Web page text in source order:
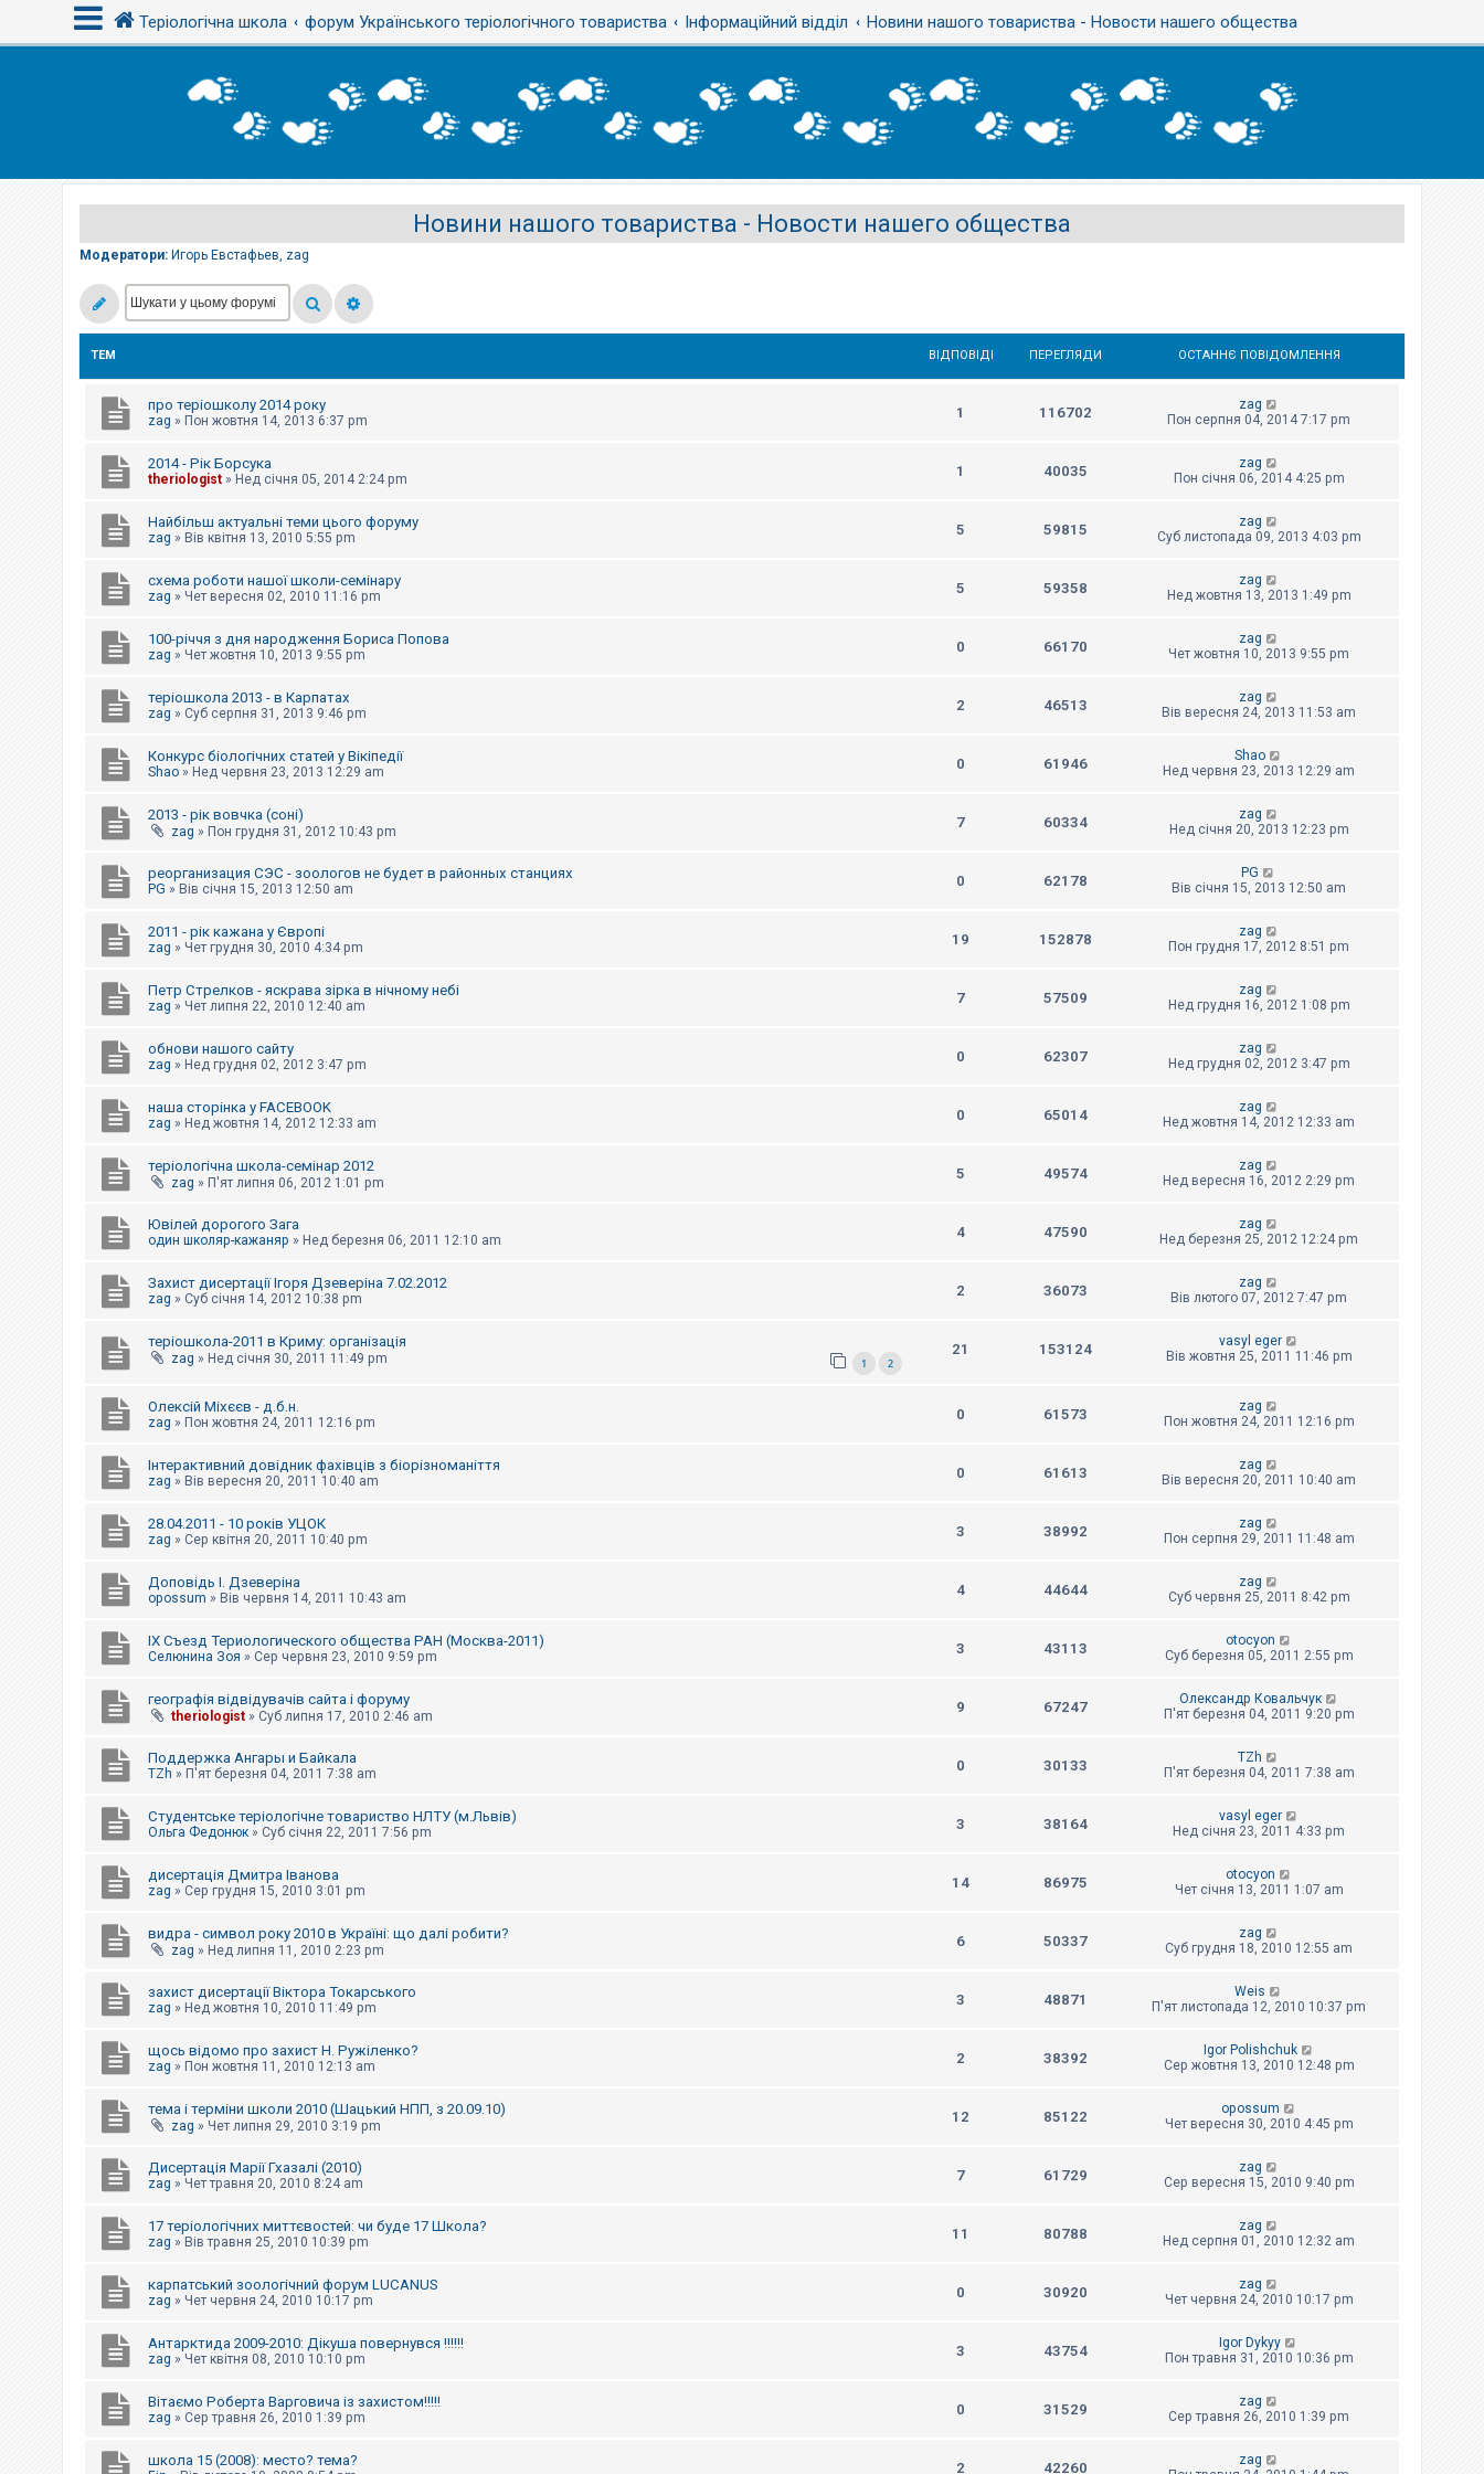
Теріологічна школа форум Українського теріологічного товариства Інформаційний відділ Новини нашого товариства - Новости нашего общества
Новини нашого товариства - Новости нашего общества
Модератори: Игорь Евстафьев, zag
ТЕМ ВІДПОВІДІ ПЕРЕГЛЯДИ ОСТАННЄ ПОВІДОМЛЕННЯ
про теріошколу 2014 року
zag » Пон жовтня 14, 2013 6:37 pm 1 116702
zag
Пон серпня 04, 2014 7:17 pm
2014 - Рік Борсука
theriologist » Нед січня 05, 2014 2:24 pm 1 40035
zag
Пон січня 06, 2014 4:25 pm
Найбільш актуальні теми цього форуму
zag » Вів квітня 13, 2010 5:55 pm 5 59815
zag
Суб листопада 09, 2013 4:03 pm
схема роботи нашої школи-семінару
zag » Чет вересня 02, 2010 11:16 pm 5 59358
zag
Нед жовтня 13, 2013 1:49 pm
100-річчя з дня народження Бориса Попова
zag » Чет жовтня 10, 2013 9:55 pm 0 66170
zag
Чет жовтня 10, 2013 9:55 pm
теріошкола 2013 - в Карпатах
zag » Суб серпня 31, 2013 9:46 pm 2 46513
zag
Вів вересня 24, 2013 11:53 am
Конкурс біологічних статей у Вікіпедії
Shao » Нед червня 23, 2013 12:29 am 0 61946
Shao
Нед червня 23, 2013 12:29 am
2013 - рік вовчка (соні)
zag » Пон грудня 31, 2012 10:43 pm
7 60334
zag
Нед січня 20, 2013 12:23 pm
реорганизация СЭС - зоологов не будет в районных станциях
PG » Вів січня 15, 2013 12:50 am 0 62178
PG
Вів січня 15, 2013 12:50 am
2011 - рік кажана у Європі
zag » Чет грудня 30, 2010 4:34 pm 19 152878
zag
Пон грудня 17, 2012 8:51 pm
Петр Стрелков - яскрава зірка в нічному небі
zag » Чет липня 22, 2010 12:40 am 7 57509
zag
Нед грудня 16, 2012 1:08 pm
обнови нашого сайту
zag » Нед грудня 02, 2012 3:47 pm 0 62307
zag
Нед грудня 02, 2012 3:47 pm
наша сторінка у FACEBOOK
zag » Нед жовтня 14, 2012 12:33 am 0 65014
zag
Нед жовтня 14, 2012 12:33 am
теріологічна школа-семінар 2012
zag » П'ят липня 06, 2012 1:01 pm
5 49574
zag
Нед вересня 16, 2012 2:29 pm
Ювілей дорогого Зага
один школяр-кажаняр » Нед березня 06, 2011 12:10 am 4 47590
zag
Нед березня 25, 2012 12:24 pm
Захист дисертації Ігоря Дзеверіна 7.02.2012
zag » Суб січня 14, 2012 10:38 pm 2 36073
zag
Вів лютого 07, 2012 7:47 pm
теріошкола-2011 в Криму: організація
zag » Нед січня 30, 2011 11:49 pm 1 2
21 153124
vasyl eger
Вів жовтня 25, 2011 11:46 pm
Олексій Міхєєв - д.б.н.
zag » Пон жовтня 24, 2011 12:16 pm 0 61573
zag
Пон жовтня 24, 2011 12:16 pm
Інтерактивний довідник фахівців з біорізноманіття
zag » Вів вересня 20, 2011 10:40 am 0 61613
zag
Вів вересня 20, 2011 10:40 am
28.04.2011 - 10 років УЦОК
zag » Сер квітня 20, 2011 10:40 pm 3 38992
zag
Пон серпня 29, 2011 11:48 am
Доповідь І. Дзеверіна
opossum » Вів червня 14, 2011 10:43 am 4 44644
zag
Суб червня 25, 2011 8:42 pm
IX Съезд Териологического общества РАН (Москва-2011)
Селюнина Зоя » Сер червня 23, 2010 9:59 pm 3 43113
otocyon
Суб березня 05, 2011 2:55 pm
географія відвідувачів сайта і форуму
theriologist » Суб липня 17, 2010 2:46 am
9 67247
Олександр Ковальчук
П'ят березня 04, 2011 9:20 pm
Поддержка Ангары и Байкала
TZh » П'ят березня 04, 2011 7:38 am 0 30133
TZh
П'ят березня 04, 2011 7:38 am
Студентське теріологічне товариство НЛТУ (м.Львів)
Ольга Федонюк » Суб січня 22, 2011 7:56 pm 3 38164
vasyl eger
Нед січня 23, 2011 4:33 pm
дисертація Дмитра Іванова
zag » Сер грудня 15, 2010 3:01 pm 14 86975
otocyon
Чет січня 13, 2011 1:07 am
видра - символ року 2010 в Україні: що далі робити?
zag » Нед липня 11, 2010 2:23 pm
6 50337
zag
Суб грудня 18, 2010 12:55 am
захист дисертації Віктора Токарського
zag » Нед жовтня 10, 2010 11:49 pm 3 48871
Weis
П'ят листопада 12, 2010 10:37 pm
щось відомо про захист Н. Ружіленко?
zag » Пон жовтня 11, 2010 12:13 am 2 38392
Igor Polishchuk
Сер жовтня 13, 2010 12:48 pm
тема і терміни школи 2010 (Шацький НПП, з 20.09.10)
zag » Чет липня 29, 2010 3:19 pm
12 85122
opossum
Чет вересня 30, 2010 4:45 pm
Дисертація Марії Гхазалі (2010)
zag » Чет травня 20, 2010 8:24 am 7 61729
zag
Сер вересня 15, 2010 9:40 pm
17 теріологічних миттєвостей: чи буде 17 Школа?
zag » Вів травня 25, 2010 10:39 pm 11 80788
zag
Нед серпня 01, 2010 12:32 am
карпатський зоологічний форум LUCANUS
zag » Чет червня 24, 2010 10:17 pm 0 30920
zag
Чет червня 24, 2010 10:17 pm
Антарктида 2009-2010: Дікуша повернувся !!!!!!
zag » Чет квітня 08, 2010 10:10 pm 3 43754
Igor Dykyy
Пон травня 31, 2010 10:36 pm
Вітаємо Роберта Варговича із захистом!!!!!
zag » Сер травня 26, 2010 1:39 pm 0 31529
zag
Сер травня 26, 2010 1:39 pm
школа 15 (2008): место? тема? 2 42260
zag